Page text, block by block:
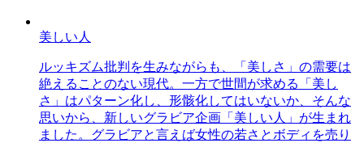
美しい人
ルッキズム批判を生みながらも、「美しさ」の需要は
絶えることのない現代。一方で世間が求める「美し
さ」はパターン化し、形骸化してはいないか、そんな
思いから、新しいグラビア企画「美しい人」が生まれ
ました。グラビアと言えば女性の若さとボディを売り